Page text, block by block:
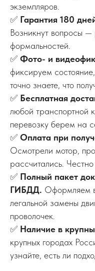
экземпляров.
✅ Гарантия 180
Возникнут вопросы
формальностей.
✅ Фото- и
фиксируем
точно знаете, что
✅ Бесплатная
любой транспортной
перевозку берем на
✅ Оплата при
Осмотрели мотор,
рассчитались.
✅ Полный пакет
ГИБДД. Оформляем
легальной замены
проволочек.
✅ Наличие в
крупных городах
узнайте, есть ли